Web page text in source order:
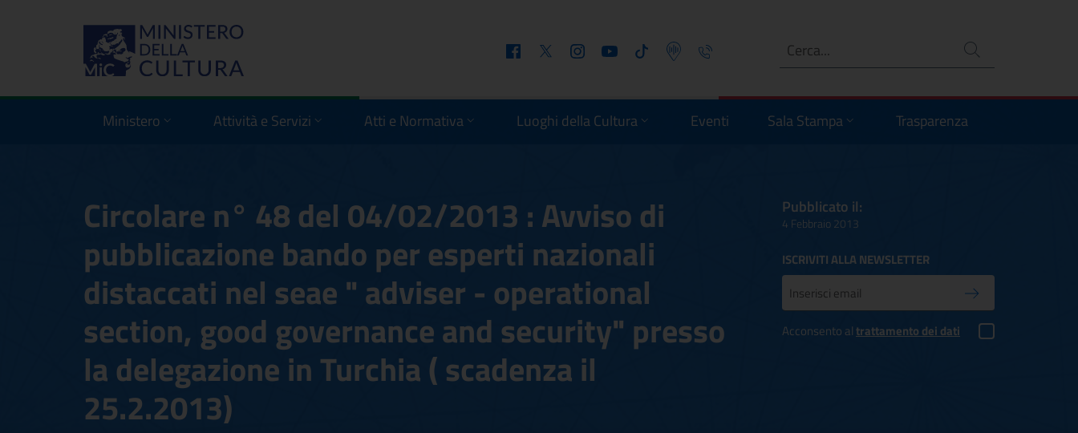
FacebookTwitter InstagramYoutube Tiktok Podcast Telefono Ricerca
Ministero Attività e Servizi Atti e Normativa Luoghi della Cultura Eventi Sala Stampa Trasparenza
Circolare n° 48 del 04/02/2013 : Avviso di
pubblicazione bando per esperti nazionali
distaccati nel seae " adviser - operational
section, good governance and security" presso
la delegazione in Turchia ( scadenza il
25.2.2013)
Pubblicato il:
4 Febbraio 2013
ISCRIVITI ALLA NEWSLETTER
Conferma iscrizione
Acconsento altrattamento dei dati